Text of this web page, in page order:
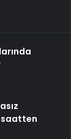
saatten